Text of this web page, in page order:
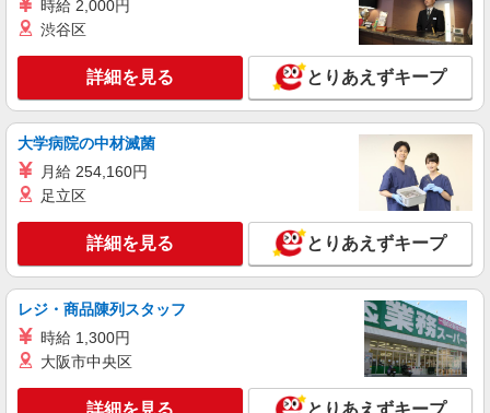
時給 2,000円
渋谷区
詳細を見る とりあえずキープ
大学病院の中材滅菌
月給 254,160円
足立区
詳細を見る とりあえずキープ
レジ・商品陳列スタッフ
時給 1,300円
大阪市中央区
詳細を見る とりあえずキープ